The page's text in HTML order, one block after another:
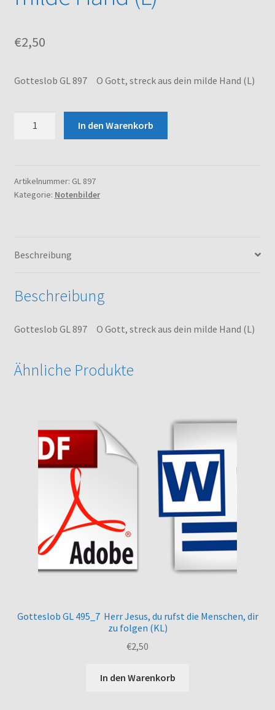
Versand und Zahlungsbedingungen
Warenkorb
€2,50
Gotteslob GL 897 O Gott, streck aus dein milde Hand (L)
Gott,
streck
Hand
In den Warenkorb
Artikelnummer: GL 897
Kategorie: Notenbilder
Beschreibung
Beschreibung
Gotteslob GL 897 O Gott, streck aus dein milde Hand (L)
Ähnliche Produkte
Gotteslob GL 495_7 Herr Jesus, du rufst die Menschen, dir
zu folgen (KL)
€2,50
In den Warenkorb